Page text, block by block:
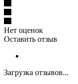
Нет оценок
Оставить отзыв
Загрузка отзывов...